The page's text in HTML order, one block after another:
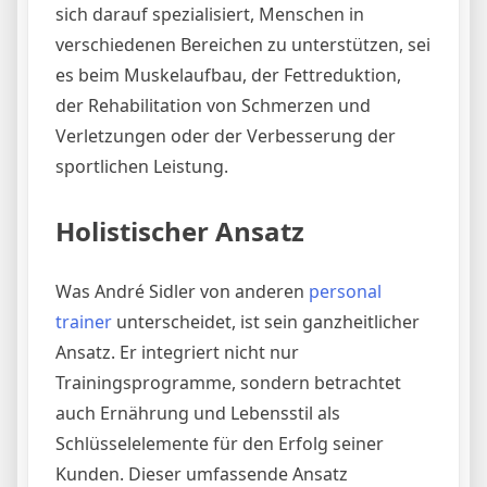
sich darauf spezialisiert, Menschen in
verschiedenen Bereichen zu unterstützen, sei
es beim Muskelaufbau, der Fettreduktion,
der Rehabilitation von Schmerzen und
Verletzungen oder der Verbesserung der
sportlichen Leistung.
Holistischer Ansatz
Was André Sidler von anderen personal
trainer unterscheidet, ist sein ganzheitlicher
Ansatz. Er integriert nicht nur
Trainingsprogramme, sondern betrachtet
auch Ernährung und Lebensstil als
Schlüsselelemente für den Erfolg seiner
Kunden. Dieser umfassende Ansatz